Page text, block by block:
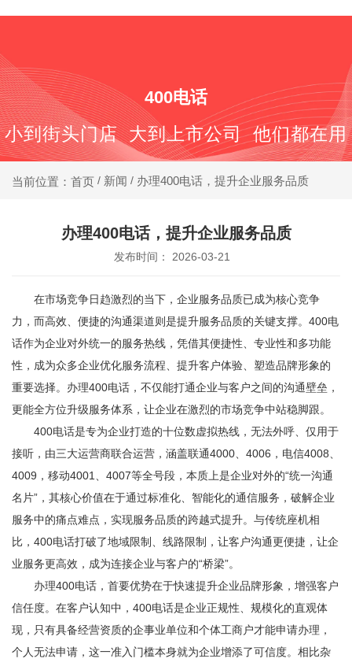
400电话
小到街头门店 大到上市公司 他们都在用
当前位置：首页 / 新闻 / 办理400电话，提升企业服务品质
办理400电话，提升企业服务品质
发布时间： 2026-03-21
在市场竞争日趋激烈的当下，企业服务品质已成为核心竞争
力，而高效、便捷的沟通渠道则是提升服务品质的关键支撑。400电
话作为企业对外统一的服务热线，凭借其便捷性、专业性和多功能
性，成为众多企业优化服务流程、提升客户体验、塑造品牌形象的
重要选择。办理400电话，不仅能打通企业与客户之间的沟通壁垒，
更能全方位升级服务体系，让企业在激烈的市场竞争中站稳脚跟。
400电话是专为企业打造的十位数虚拟热线，无法外呼、仅用于
接听，由三大运营商联合运营，涵盖联通4000、4006，电信4008、
4009，移动4001、4007等全号段，本质上是企业对外的“统一沟通
名片”，其核心价值在于通过标准化、智能化的通信服务，破解企业
服务中的痛点难点，实现服务品质的跨越式提升。与传统座机相
比，400电话打破了地域限制、线路限制，让客户沟通更便捷，让企
业服务更高效，成为连接企业与客户的“桥梁”。
办理400电话，首要优势在于快速提升企业品牌形象，增强客户
信任度。在客户认知中，400电话是企业正规性、规模化的直观体
现，只有具备经营资质的企事业单位和个体工商户才能申请办理，
个人无法申请，这一准入门槛本身就为企业增添了可信度。相比杂